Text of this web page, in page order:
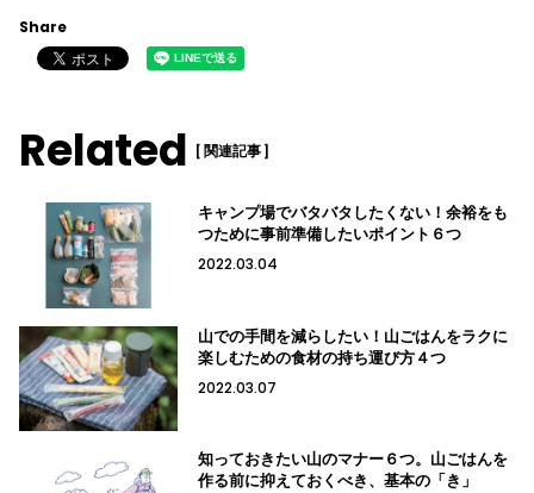
Share
Related [ 関連記事 ]
キャンプ場でバタバタしたくない！余裕をも
つために事前準備したいポイント６つ
2022.03.04
山での手間を減らしたい！山ごはんをラクに
楽しむための食材の持ち運び方４つ
2022.03.07
知っておきたい山のマナー６つ。山ごはんを
作る前に抑えておくべき、基本の「き」